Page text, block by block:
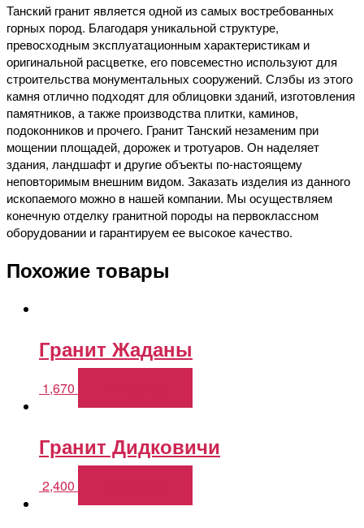
Танский гранит является одной из самых востребованных
горных пород. Благодаря уникальной структуре,
превосходным эксплуатационным характеристикам и
оригинальной расцветке, его повсеместно используют для
строительства монументальных сооружений. Слэбы из этого
камня отлично подходят для облицовки зданий, изготовления
памятников, а также производства плитки, каминов,
подоконников и прочего. Гранит Танский незаменим при
мощении площадей, дорожек и тротуаров. Он наделяет
здания, ландшафт и другие объекты по-настоящему
неповторимым внешним видом. Заказать изделия из данного
ископаемого можно в нашей компании. Мы осуществляем
конечную отделку гранитной породы на первоклассном
оборудовании и гарантируем ее высокое качество.
Похожие товары
Гранит Жаданы
1,670
Гранит Дидковичи
2,400